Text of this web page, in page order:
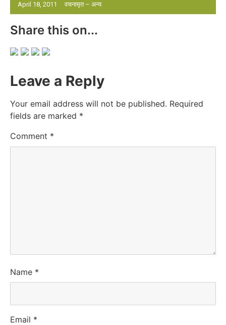
April 18, 2011 वचनामृत – अन्य
Share this on...
Leave a Reply
Your email address will not be published. Required
fields are marked *
Comment *
Name *
Email *